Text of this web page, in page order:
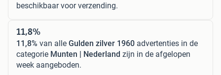
beschikbaar voor verzending.
11,8%
11,8% van alle Gulden zilver 1960 advertenties in de
categorie Munten | Nederland zijn in de afgelopen
week aangeboden.